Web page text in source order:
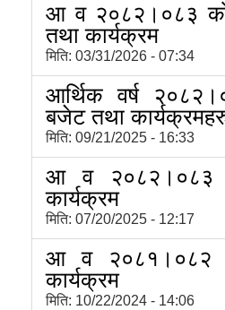
आ व २०८२।०८३
तथा कार्यक्रम
मिति: 03/31/2026 - 07:34
आर्थिक वर्ष
बजेट तथा
मिति: 09/21/2025 - 16:33
आ व २०८२।०८३
कार्यक्रम
मिति: 07/20/2025 - 12:17
आ व २०८१।०८२
कार्यक्रम
मिति: 10/22/2024 - 14:06